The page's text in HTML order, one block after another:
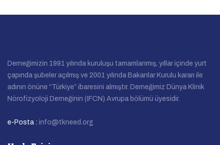
Derneğimizin 1991 yılında kuruluşu tamamlanmış, yıllar içinde yurt
çapında şubeler açılmış ve 2001 yılında Bakanlar Kurulu kararı ile
adının önüne “Türkiye” ibaresini almıştır. Derneğimiz Dünya Klinik
Nörofizyoloji Derneğinin (IFCN) Avrupa bölümü üyesidir.
e-Posta : info@tkneed.org